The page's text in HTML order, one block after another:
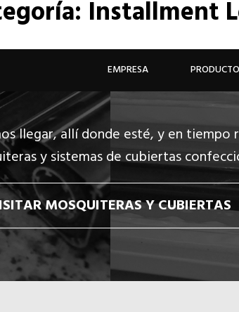
EMPRESA
Installment
llegar, allí donde esté, y en tiempo
y sistemas de cubiertas
MOSQUITERAS Y CUBIERTAS